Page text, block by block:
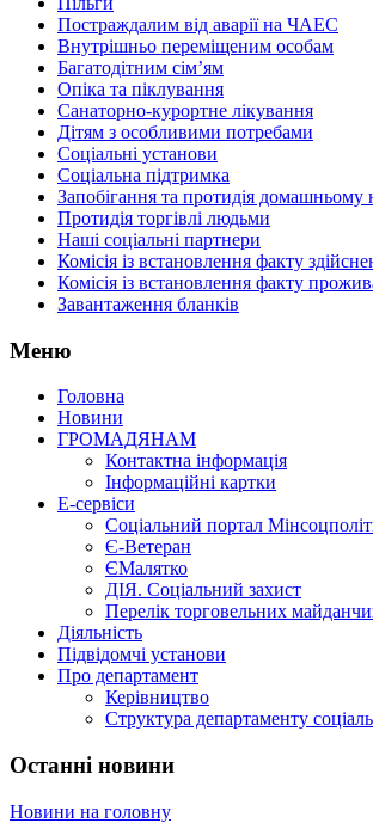
Постраждалим від аварії на ЧАЕС
Внутрішньо переміщеним особам
Багатодітним сім’ям
Опіка та піклування
Санаторно-курортне лікування
Дітям з особливими потребами
Соціальні установи
Соціальна підтримка
Запобігання та протидія домашньому
Протидія торгівлі людьми
Наші соціальні партнери
Комісія із встановлення факту
Комісія із встановлення факту
Завантаження бланків
Меню
Головна
Новини
ГРОМАДЯНАМ
Контактна інформація
Інформаційні картки
Е-сервіси
Соціальний портал
Є-Ветеран
ЄМалятко
ДІЯ. Соціальний захист
Перелік торговельних
Діяльність
Підвідомчі установи
Про департамент
Керівництво
Структура департаменту
Останні новини
Новини на головну